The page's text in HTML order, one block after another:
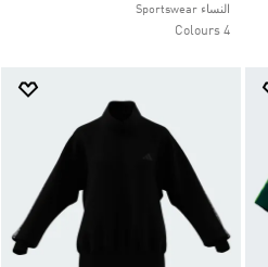
النساء Sportswear
4 Colours